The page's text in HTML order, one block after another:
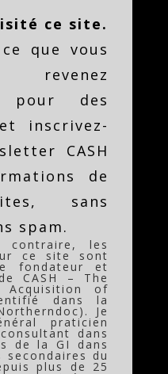
ce site.
que vous
pour des
inscrivez-
CASH
de
sans
spam.
contraire, les
ce site sont
fondateur et
CASH – The
of
dans la
Je
praticien
dans
de la GI dans
du
plus de 25